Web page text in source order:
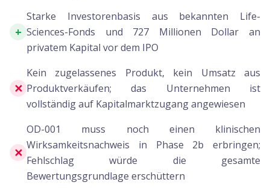
+
Starke Investorenbasis aus bekannten Life-
Sciences-Fonds und 727 Millionen Dollar an
privatem Kapital vor dem IPO
✕
Kein zugelassenes Produkt, kein Umsatz aus
Produktverkäufen; das Unternehmen ist
vollständig auf Kapitalmarktzugang angewiesen
✕
OD-001 muss noch einen klinischen
Wirksamkeitsnachweis in Phase 2b erbringen;
Fehlschlag würde die gesamte
Bewertungsgrundlage erschüttern